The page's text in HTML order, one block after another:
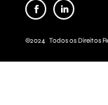
©2024 Todos os Direitos